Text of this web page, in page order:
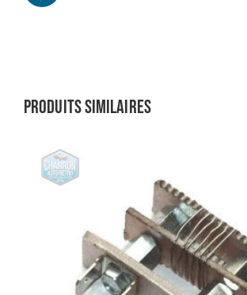
Produits similaires